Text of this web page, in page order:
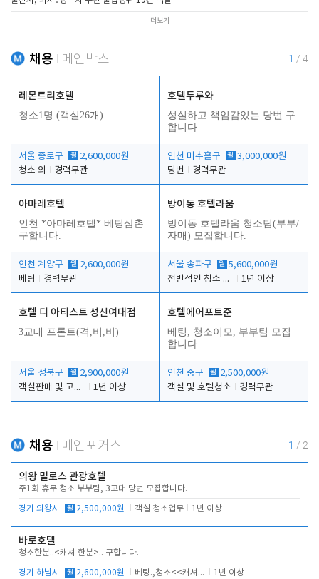
더보기
채용 메인박스 1 / 4
레몬트리호텔
청소1명 (객실26개)
서울 종로구 월 2,600,000원
청소 외
경력무관
호텔두루와
성실하고 책임감있는 당번 구
합니다.
인천 미추홀구 월 3,000,000원
당번
경력무관
아마레호텔
인천 *아마레호텔* 베팅삼촌
구합니다.
인천 계양구 월 2,600,000원
베팅
경력무관
방이동 호텔라움
방이동 호텔라움 청소팀(부부/
자매) 모집합니다.
서울 송파구 월 5,600,000원
전반적인 청소 업무(객실청소.객실정리)
1년 이상
호텔 디 아티스트 성신여대점
3교대 프론트(격,비,비)
서울 성북구 월 2,900,000원
객실판매 및 고객응대
1년 이상
호텔에어포트준
베팅, 청소이모, 부부팀 모집
합니다.
인천 중구 월 2,500,000원
객실 및 호텔청소
경력무관
채용 메인포커스 1 / 2
의왕 밀로스 관광호텔
주1회 휴무 청소 부부팀, 3교대 당번 모집합니다.
경기 의왕시 월 2,500,000원 객실 청소업무 1년 이상
바로호텔
청소한분..<캐셔 한분>.. 구합니다.
경기 하남시 월 2,600,000원 베팅.,청소<<캐셔 모셔봅니다. 1년 이상